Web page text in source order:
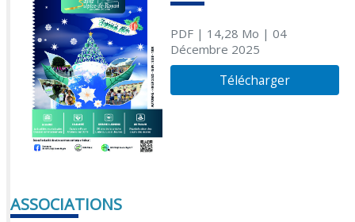
PDF| 14,28 Mo | 04
Décembre 2025
Télécharger
ASSOCIATIONS